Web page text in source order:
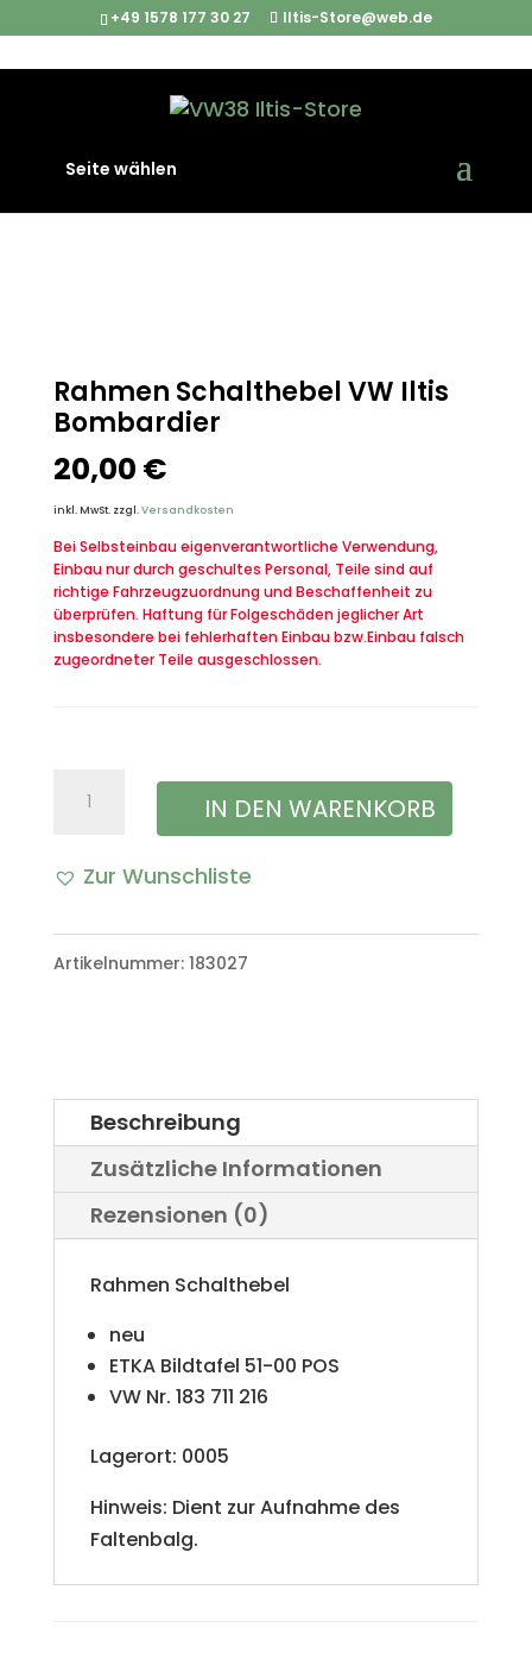
+49 1578 177 30 27 Iltis-Store@web.de
Seite wählen
VW Iltis Bombardier
Rahmen Schalthebel VW Iltis
Bombardier
20,00 €
inkl. MwSt. zzgl.Versandkosten
Bei Selbsteinbau eigenverantwortliche Verwendung,
Einbau nur durch geschultes Personal, Teile sind auf
richtige Fahrzeugzuordnung und Beschaffenheit zu
überprüfen. Haftung für Folgeschäden jeglicher Art
insbesondere bei fehlerhaften Einbau bzw.Einbau falsch
zugeordneter Teile ausgeschlossen.
Rahmen
Schalthebel
VW
Bombardier
IN DEN WARENKORB
Zur Wunschliste
l
r
n
Artikelnummer: 183027
Beschreibung
Zusätzliche Informationen
Rezensionen (0)
Rahmen Schalthebel
neu
ETKA Bildtafel 51-00 POS
VW Nr. 183 711 216
Lagerort: 0005
Hinweis: Dient zur Aufnahme des
Faltenbalg.